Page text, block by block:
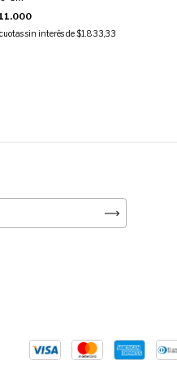
cuotas sin interés de$1.833,33